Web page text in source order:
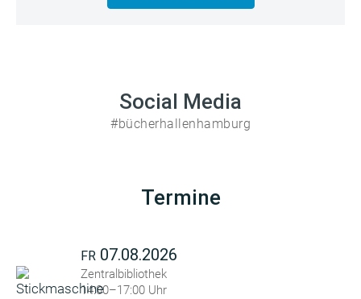
Social Media
#bücherhallenhamburg
Termine
FR 07.08.2026
Zentralbibliothek
14:00–17:00 Uhr